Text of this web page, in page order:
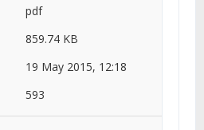
pdf
859.74 KB
19 May 2015, 12:18
593